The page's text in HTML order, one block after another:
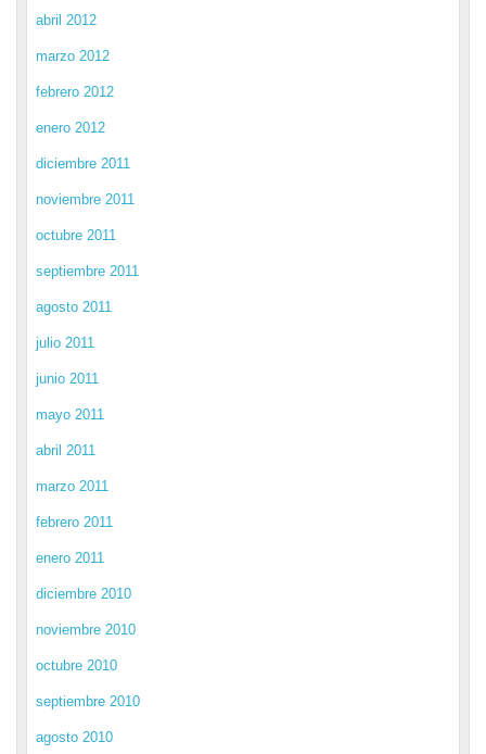
abril 2012
marzo 2012
febrero 2012
enero 2012
diciembre 2011
noviembre 2011
octubre 2011
septiembre 2011
agosto 2011
julio 2011
junio 2011
mayo 2011
abril 2011
marzo 2011
febrero 2011
enero 2011
diciembre 2010
noviembre 2010
octubre 2010
septiembre 2010
agosto 2010